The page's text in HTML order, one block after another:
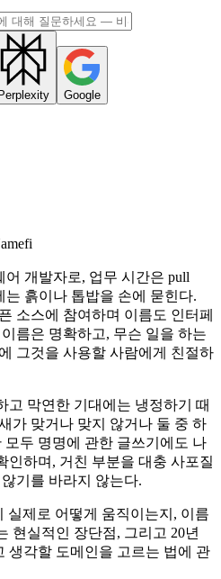
Perplexity Google
어 개발자로, 업무 시간은 pull
는 흙이나 톱밥을 손에 묻힌다.
소스에 참여하며 이름도 인터페
름은 명확하고, 무슨 일을 하는
그것을 사용할 사람에게 친절하
고 막연한 기대에는 냉정하기 때
가 맞거나 맞지 않거나 둘 중 하
두 명명에 관한 글쓰기에도 나
인하며, 거친 부분을 대충 사포질
기를 바라지 않는다.
실제로 어떻게 움직이는지, 이름
현실적인 장단점, 그리고 20년
생각할 도메인을 고르는 법에 관